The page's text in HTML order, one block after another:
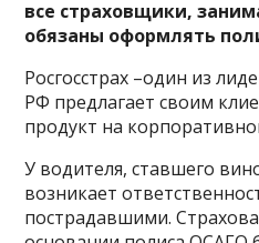
все страховщики,
обязаны оформлять
Росгосстрах –один из
РФ предлагает своим
продукт на
У водителя, ставшего
возникает
пострадавшими.